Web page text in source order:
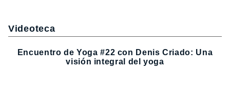
Videoteca
Encuentro de Yoga #22 con Denis Criado: Una
visión integral del yoga